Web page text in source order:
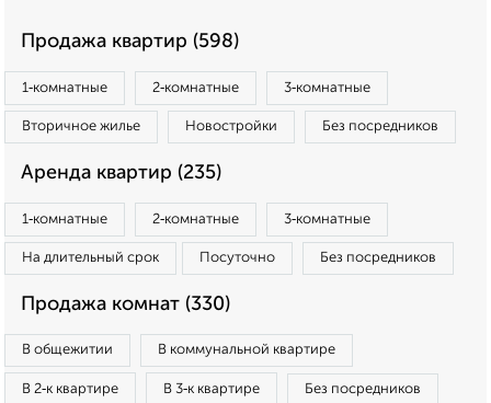
Продажа квартир (598)
1‑комнатные 2‑комнатные 3‑комнатные
Вторичное жилье Новостройки Без посредников
Аренда квартир (235)
1‑комнатные 2‑комнатные 3‑комнатные
На длительный срок Посуточно Без посредников
Продажа комнат (330)
В общежитии В коммунальной квартире
В 2‑к квартире В 3‑к квартире Без посредников